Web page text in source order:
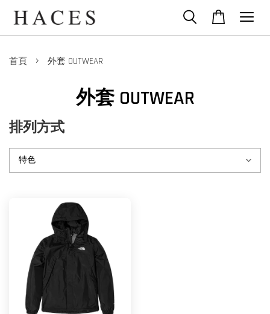
首頁 › 外套 OUTWEAR
外套 OUTWEAR
排列方式